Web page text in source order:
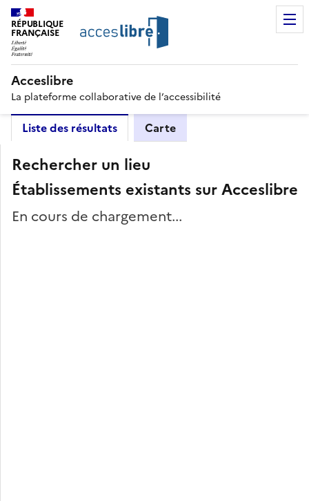
RÉPUBLIQUE
FRANÇAISE
Acceslibre
La plateforme collaborative de l’accessibilité
Liste des résultats Carte
Rechercher un lieu
Établissements existants sur Acceslibre
En cours de chargement...